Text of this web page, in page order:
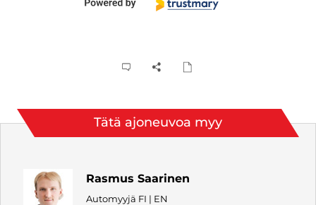
Tätä ajoneuvoa myy
Rasmus Saarinen
Automyyjä FI | EN